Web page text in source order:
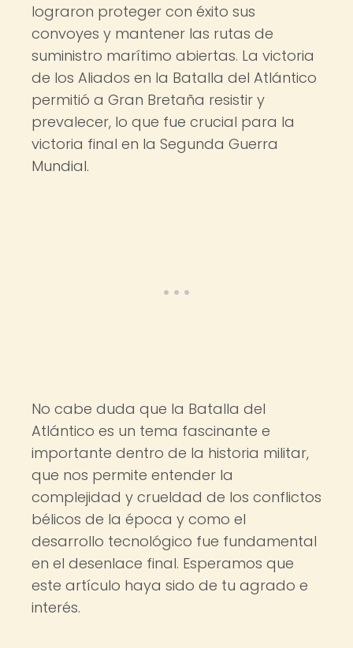
lograron proteger con éxito sus
convoyes y mantener las rutas de
suministro marítimo abiertas. La victoria
de los Aliados en la Batalla del Atlántico
permitió a Gran Bretaña resistir y
prevalecer, lo que fue crucial para la
victoria final en la Segunda Guerra
Mundial.
No cabe duda que la Batalla del
Atlántico es un tema fascinante e
importante dentro de la historia militar,
que nos permite entender la
complejidad y crueldad de los conflictos
bélicos de la época y como el
desarrollo tecnológico fue fundamental
en el desenlace final. Esperamos que
este artículo haya sido de tu agrado e
interés.